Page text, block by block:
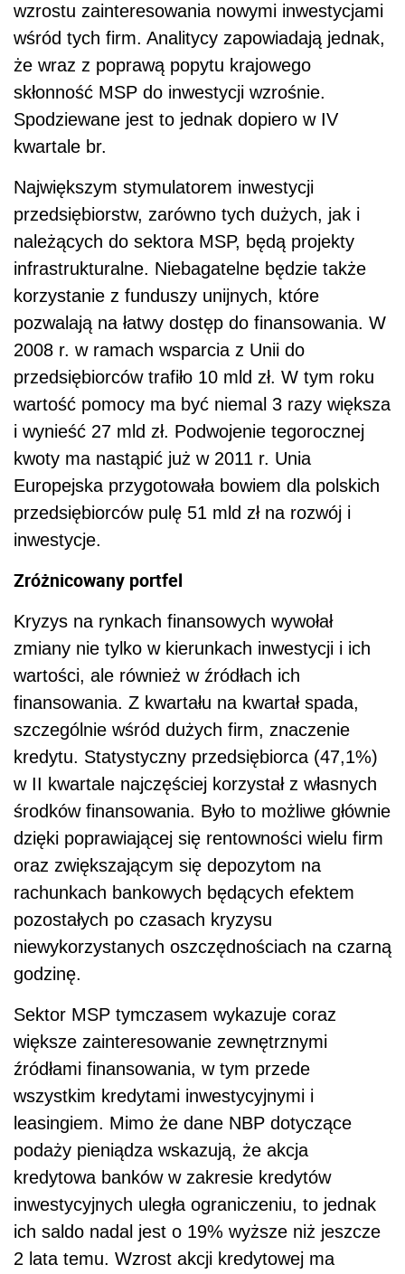
wzrostu zainteresowania nowymi inwestycjami
wśród tych firm. Analitycy zapowiadają jednak,
że wraz z poprawą popytu krajowego
skłonność MSP do inwestycji wzrośnie.
Spodziewane jest to jednak dopiero w IV
kwartale br.
Największym stymulatorem inwestycji
przedsiębiorstw, zarówno tych dużych, jak i
należących do sektora MSP, będą projekty
infrastrukturalne. Niebagatelne będzie także
korzystanie z funduszy unijnych, które
pozwalają na łatwy dostęp do finansowania. W
2008 r. w ramach wsparcia z Unii do
przedsiębiorców trafiło 10 mld zł. W tym roku
wartość pomocy ma być niemal 3 razy większa
i wynieść 27 mld zł. Podwojenie tegorocznej
kwoty ma nastąpić już w 2011 r. Unia
Europejska przygotowała bowiem dla polskich
przedsiębiorców pulę 51 mld zł na rozwój i
inwestycje.
Zróżnicowany portfel
Kryzys na rynkach finansowych wywołał
zmiany nie tylko w kierunkach inwestycji i ich
wartości, ale również w źródłach ich
finansowania. Z kwartału na kwartał spada,
szczególnie wśród dużych firm, znaczenie
kredytu. Statystyczny przedsiębiorca (47,1%)
w II kwartale najczęściej korzystał z własnych
środków finansowania. Było to możliwe głównie
dzięki poprawiającej się rentowności wielu firm
oraz zwiększającym się depozytom na
rachunkach bankowych będących efektem
pozostałych po czasach kryzysu
niewykorzystanych oszczędnościach na czarną
godzinę.
Sektor MSP tymczasem wykazuje coraz
większe zainteresowanie zewnętrznymi
źródłami finansowania, w tym przede
wszystkim kredytami inwestycyjnymi i
leasingiem. Mimo że dane NBP dotyczące
podaży pieniądza wskazują, że akcja
kredytowa banków w zakresie kredytów
inwestycyjnych uległa ograniczeniu, to jednak
ich saldo nadal jest o 19% wyższe niż jeszcze
2 lata temu. Wzrost akcji kredytowej ma